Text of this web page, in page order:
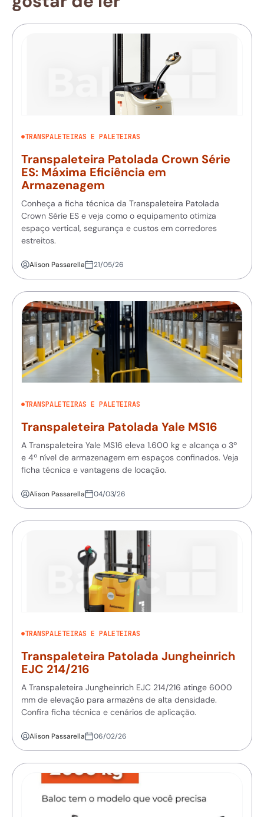
TRANSPALETEIRAS E PALETEIRAS
Transpaleteira Patolada Crown Série
ES: Máxima Eficiência em
Armazenagem
Conheça a ficha técnica da Transpaleteira Patolada
Crown Série ES e veja como o equipamento otimiza
espaço vertical, segurança e custos em corredores
estreitos.
Alison Passarella 21/05/26
TRANSPALETEIRAS E PALETEIRAS
Transpaleteira Patolada Yale MS16
A Transpaleteira Yale MS16 eleva 1.600 kg e alcança o 3º
e 4º nível de armazenagem em espaços confinados. Veja
ficha técnica e vantagens de locação.
Alison Passarella 04/03/26
TRANSPALETEIRAS E PALETEIRAS
Transpaleteira Patolada Jungheinrich
EJC 214/216
A Transpaleteira Jungheinrich EJC 214/216 atinge 6000
mm de elevação para armazéns de alta densidade.
Confira ficha técnica e cenários de aplicação.
Alison Passarella 06/02/26